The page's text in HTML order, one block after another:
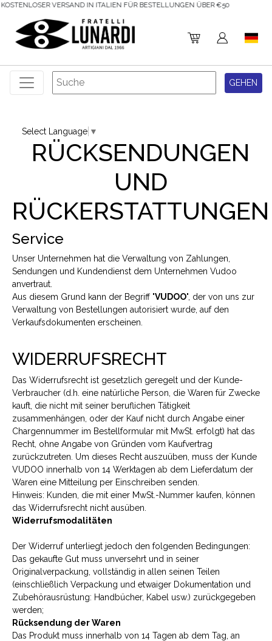
5% RABATT AUF IHRE ERSTE BESTELLUNG!
Select Language ▼
RÜCKSENDUNGEN
UND
RÜCKERSTATTUNGEN
Service
Unser Unternehmen hat die Verwaltung von Zahlungen,
Sendungen und Kundendienst dem Unternehmen Vudoo
anvertraut.
Aus diesem Grund kann der Begriff "VUDOO", der von uns zur
Verwaltung von Bestellungen autorisiert wurde, auf den
Verkaufsdokumenten erscheinen.
WIDERRUFSRECHT
Das Widerrufsrecht ist gesetzlich geregelt und der Kunde-
Verbraucher (d.h. eine natürliche Person, die Waren für Zwecke
kauft, die nicht mit seiner beruflichen Tätigkeit
zusammenhängen, oder der Kauf nicht durch Angabe einer
Chargennummer im Bestellformular mit MwSt. erfolgt) hat das
Recht, ohne Angabe von Gründen vom Kaufvertrag
zurückzutreten. Um dieses Recht auszuüben, muss der Kunde
VUDOO innerhalb von 14 Werktagen ab dem Lieferdatum der
Waren eine Mitteilung per Einschreiben senden.
Hinweis: Kunden, die mit einer MwSt.-Nummer kaufen, können
das Widerrufsrecht nicht ausüben.
Widerrufsmodalitäten
Der Widerruf unterliegt jedoch den folgenden Bedingungen:
Das gekaufte Gut muss unversehrt und in seiner
Originalverpackung, vollständig in allen seinen Teilen
(einschließlich Verpackung und etwaiger Dokumentation und
Zubehörausrüstung: Handbücher, Kabel usw.) zurückgegeben
werden;
Rücksendung der Waren
Das Produkt muss innerhalb von 14 Tagen ab dem Tag, an